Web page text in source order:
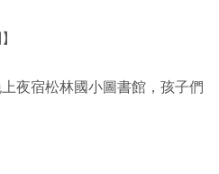
夜宿松林國小圖書館，孩子們